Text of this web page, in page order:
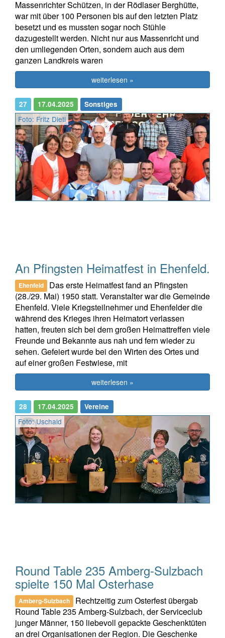
Massenrichter Schützen, in der Rödlaser Berghütte,
war mit über 100 Personen bis auf den letzten Platz
besetzt und es mussten sogar noch Stühle
dazugestellt werden. Nicht nur aus Massenricht und
den umliegenden Orten, sondern auch aus dem
ganzen Landkreis waren
weiterlesen »
27 17.04.2025 Sonstiges
Foto: Fritz Dietl
An Pfingsten Heimatfest in Ehenfeld.
Ehenfeld
Das erste Heimatfest fand an Pfingsten
(28./29. Mai) 1950 statt. Veranstalter war die Gemeinde
Ehenfeld. Viele Kriegsteilnehmer und Ehenfelder die
während des Krieges ihren Heimatort verlassen
hatten, freuten sich bei dem großen Heimattreffen viele
Freunde und Bekannte aus nah und fern wieder zu
sehen. Gefeiert wurde bei den Wirten des Ortes und
auf einer großen Festwiese, mit
weiterlesen »
28 17.04.2025 Vereine
Foto: Uschald
Round Table 235 Amberg-Sulzbach
spielte 150 Mal Osterhase
Amberg-Sulzbach
Rechtzeitig zum Osterfest übergab
Round Table 235 Amberg-Sulzbach, der Serviceclub
junger Männer, 150 liebevoll gepackte Geschenktüten
an drei Organisationen der Region. Die Geschenke